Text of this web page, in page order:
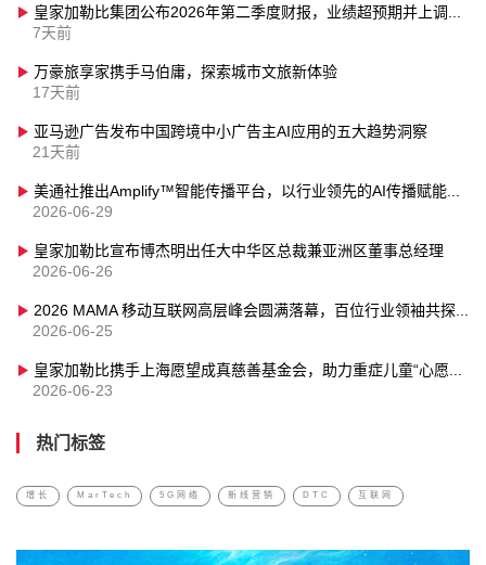
皇家加勒比集团公布2026年第二季度财报，业绩超预期并上调全年业绩指引
7天前
万豪旅享家携手马伯庸，探索城市文旅新体验
17天前
亚马逊广告发布中国跨境中小广告主AI应用的五大趋势洞察
21天前
美通社推出Amplify™智能传播平台，以行业领先的AI传播赋能力强势登陆亚太
2026-06-29
皇家加勒比宣布博杰明出任大中华区总裁兼亚洲区董事总经理
2026-06-26
2026 MAMA 移动互联网高层峰会圆满落幕，百位行业领袖共探 AI 落地时代的增长新范式
2026-06-25
皇家加勒比携手上海愿望成真慈善基金会，助力重症儿童“心愿启航”
2026-06-23
热门标签
增长 MarTech 5G网络 新线营销 DTC 互联网